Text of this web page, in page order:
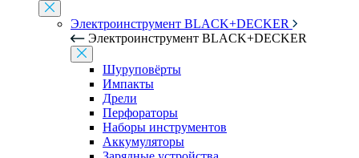
Электроинструмент BLACK+DECKER
Электроинструмент BLACK+DECKER
Шуруповёрты
Импакты
Дрели
Перфораторы
Наборы инструментов
Аккумуляторы